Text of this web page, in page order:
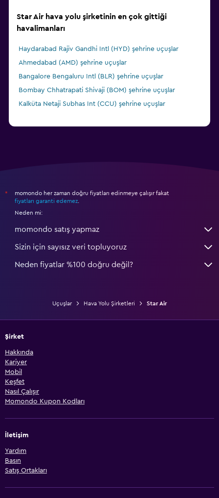
Star Air hava yolu şirketinin en çok gittiği
havalimanları
Haydarabad Rajiv Gandhi Intl (HYD) şehrine uçuşlar
Ahmedabad (AMD) şehrine uçuşlar
Bangalore Bengaluru Intl (BLR) şehrine uçuşlar
Bombay Chhatrapati Shivaji (BOM) şehrine uçuşlar
Kalküta Netaji Subhas Int (CCU) şehrine uçuşlar
*
momondo her zaman doğru fiyatları edinmeye çalışır fakat
fiyatları garanti edemez
Neden mi:
momondo satış yapmaz
Sizin için sayısız veri topluyoruz
Neden fiyatlar %100 doğru değil?
Uçuşlar Hava Yolu Şirketleri Star Air
Şirket
Hakkında
Kariyer
Mobil
Keşfet
Nasıl Çalışır
Momondo Kupon Kodları
İletişim
Yardım
Basın
Satış Ortakları